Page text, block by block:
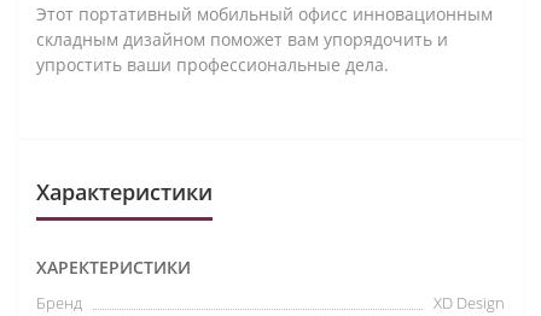
Этот портативный мобильный офисс инновационным
складным дизайном поможет вам упорядочить и
упростить ваши профессиональные дела.
Характеристики
ХАРЕКТЕРИСТИКИ
Бренд
XD Design